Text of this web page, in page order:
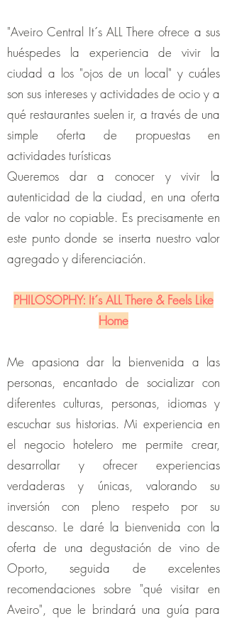
"Aveiro Central It´s ALL There ofrece a sus
huéspedes la experiencia de vivir la
ciudad a los "ojos de un local" y cuáles
son sus intereses y actividades de ocio y a
qué restaurantes suelen ir, a través de una
simple oferta de propuestas en
actividades turísticas
Queremos dar a conocer y vivir la
autenticidad de la ciudad, en una oferta
de valor no copiable. Es precisamente en
este punto donde se inserta nuestro valor
agregado y diferenciación.
PHILOSOPHY: It´s ALL There & Feels Like
Home
Me apasiona dar la bienvenida a las
personas, encantado de socializar con
diferentes culturas, personas, idiomas y
escuchar sus historias. Mi experiencia en
el negocio hotelero me permite crear,
desarrollar y ofrecer experiencias
verdaderas y únicas, valorando su
inversión con pleno respeto por su
descanso. Le daré la bienvenida con la
oferta de una degustación de vino de
Oporto, seguida de excelentes
recomendaciones sobre "qué visitar en
Aveiro", que le brindará una guía para